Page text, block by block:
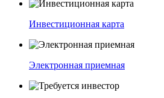
Инвестиционная карта
Электронная приемная